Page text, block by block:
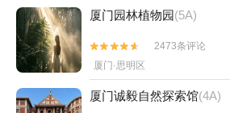
厦门园林植物园(5A)


2473条评论
厦门·思明区
厦门诚毅自然探索馆(4A)